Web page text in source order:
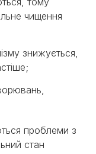
чищення
знижується,
проблеми з
стан